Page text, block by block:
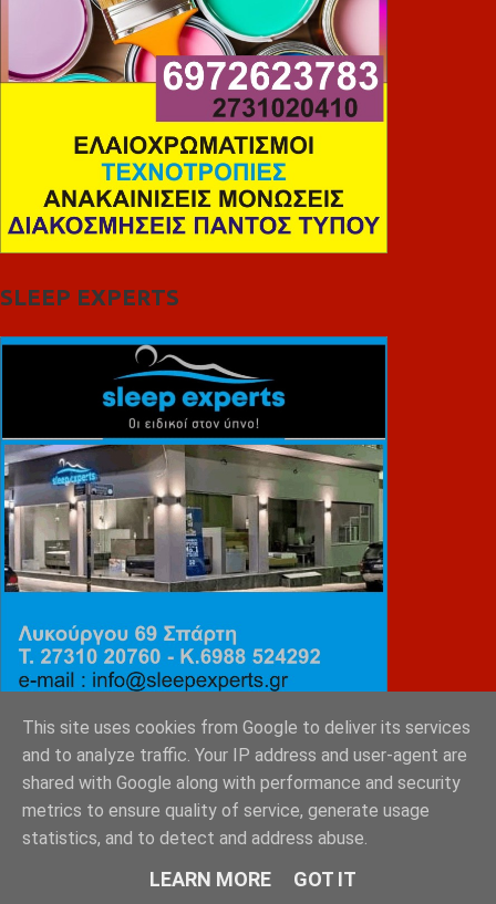
SLEEP EXPERTS
ΕΜΙΛΥ ΚΑΡΥΓΙΑΝΝΗ
This site uses cookies from Google to deliver its services
and to analyze traffic. Your IP address and user-agent are
shared with Google along with performance and security
metrics to ensure quality of service, generate usage
statistics, and to detect and address abuse.
LEARN MORE GOT IT